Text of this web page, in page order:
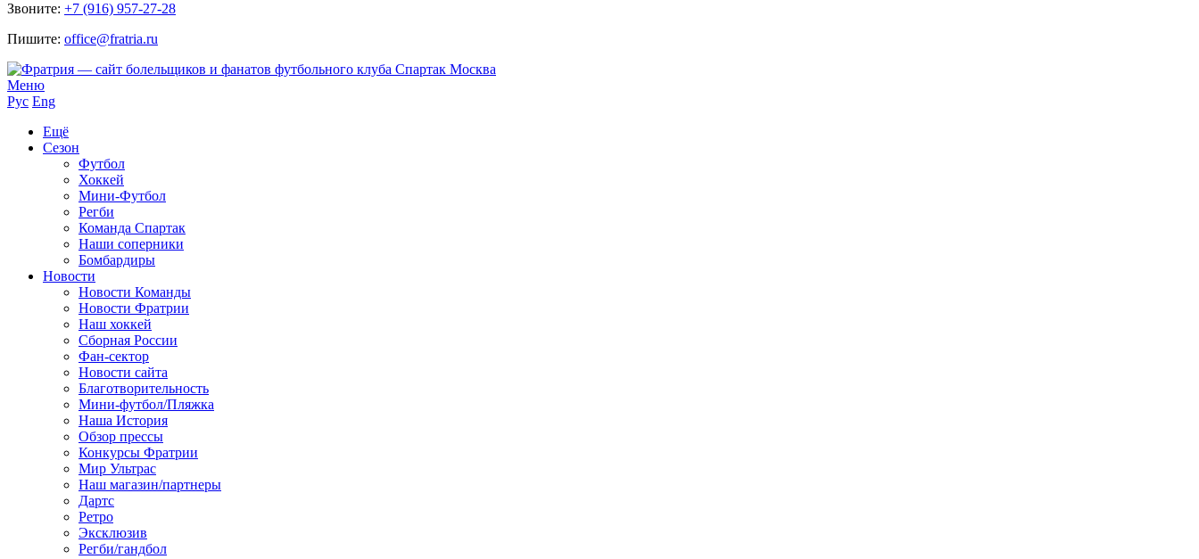
Звоните: +7 (916) 957-27-28
Пишите: office@fratria.ru
Меню
Рус Eng
Ещё
Сезон
Футбол
Хоккей
Мини-Футбол
Регби
Команда Спартак
Наши соперники
Бомбардиры
Новости
Новости Команды
Новости Фратрии
Наш хоккей
Сборная России
Фан-cектор
Новости сайта
Благотворительность
Мини-футбол/Пляжка
Наша История
Обзор прессы
Конкурсы Фратрии
Мир Ультрас
Наш магазин/партнеры
Дартс
Ретро
Эксклюзив
Регби/гандбол